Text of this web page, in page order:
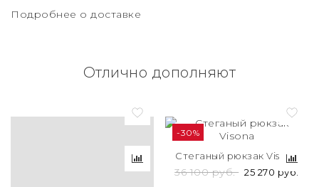
Подробнее о доставке
Отлично дополняют
-30%
Стеганый рюкзак Visona
36 100 руб. 25 270 руб.